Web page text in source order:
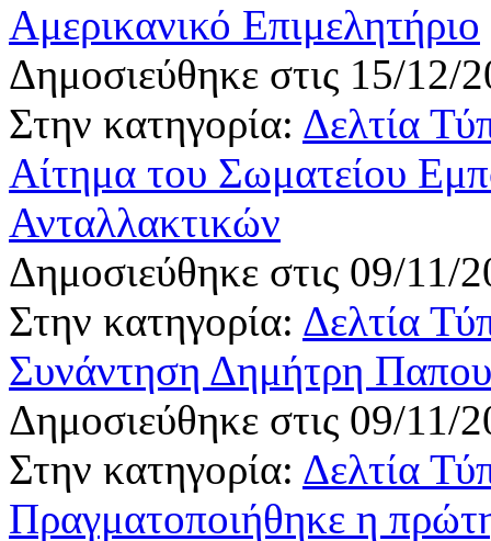
Αμερικανικό Επιμελητήριο
Δημοσιεύθηκε στις 15/12/
Στην κατηγορία: Δελτία
Αίτημα του Σωματείου
Ανταλλακτικών
Δημοσιεύθηκε στις 09/11/
Στην κατηγορία: Δελτία
Συνάντηση Δημήτρη
Δημοσιεύθηκε στις 09/11/
Στην κατηγορία: Δελτία
Πραγματοποιήθηκε η